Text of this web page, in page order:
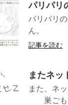
パリパリ
パリパリ
記事を読む
またネッ
また
巣ごもり